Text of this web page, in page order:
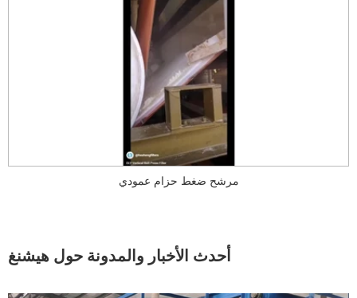
مرشح ضغط حزام عمودي
أحدث الأخبار والمدونة حول هيشنغ